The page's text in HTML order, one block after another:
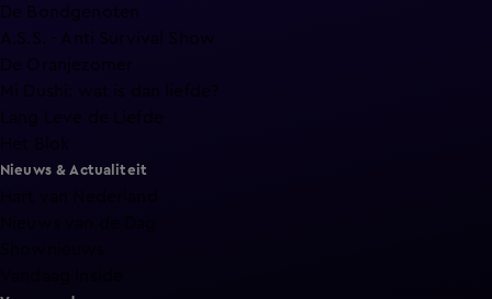
De Bondgenoten
A.S.S. - Anti Survival Show
De Oranjezomer
Mi Dushi: wat is dan liefde?
Lang Leve de Liefde
Nieuws & Actualiteit